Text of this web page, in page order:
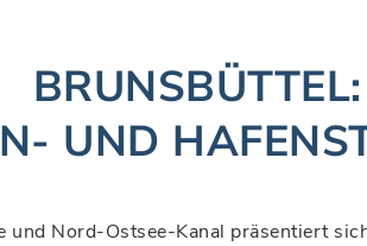
UND
und Nord-Ostsee-Kanal präsentiert